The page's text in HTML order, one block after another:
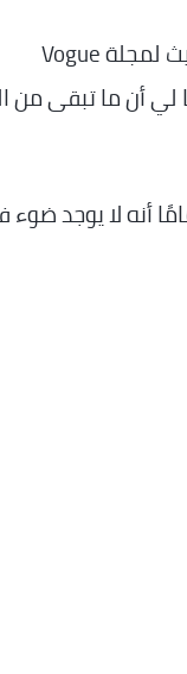
رغم ما تمرّ به من تحديات صحية، تؤكد ميريام مارغوليس أنها لا تخشى الموت. ففي حديث لمجلة Vogue
لي أن ما تبقى من
أنه لا يوجد